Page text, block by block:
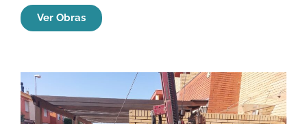
Ver Obras